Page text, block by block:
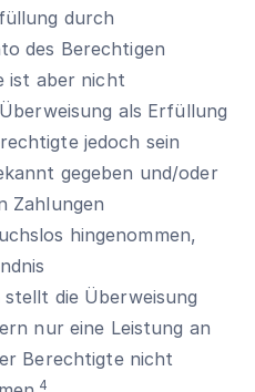
durch
des Berechtigen
ist aber nicht
als Erfüllung
jedoch sein
gegeben und/oder
Zahlungen
hingenommen,
die Überweisung
nur eine Leistung an
Berechtigte nicht
4